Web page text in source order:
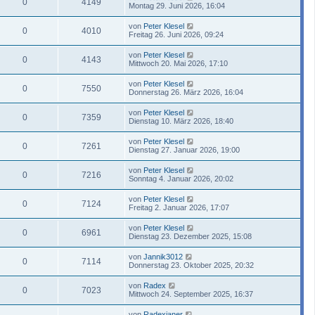
0 4149
Montag 29. Juni 2026, 16:04
0 4010 von Peter Klesel
Freitag 26. Juni 2026, 09:24
0 4143 von Peter Klesel
Mittwoch 20. Mai 2026, 17:10
0 7550 von Peter Klesel
Donnerstag 26. März 2026, 16:04
0 7359 von Peter Klesel
Dienstag 10. März 2026, 18:40
0 7261 von Peter Klesel
Dienstag 27. Januar 2026, 19:00
0 7216 von Peter Klesel
Sonntag 4. Januar 2026, 20:02
0 7124 von Peter Klesel
Freitag 2. Januar 2026, 17:07
0 6961 von Peter Klesel
Dienstag 23. Dezember 2025, 15:08
0 7114 von Jannik3012
Donnerstag 23. Oktober 2025, 20:32
0 7023 von Radex
Mittwoch 24. September 2025, 16:37